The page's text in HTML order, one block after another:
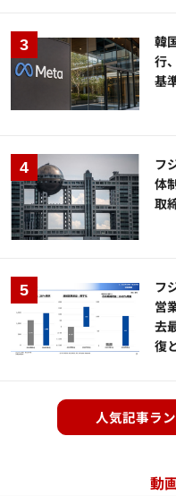
韓
行
基
フ
体
取
フ
営
去
復
人気記事ラ
動